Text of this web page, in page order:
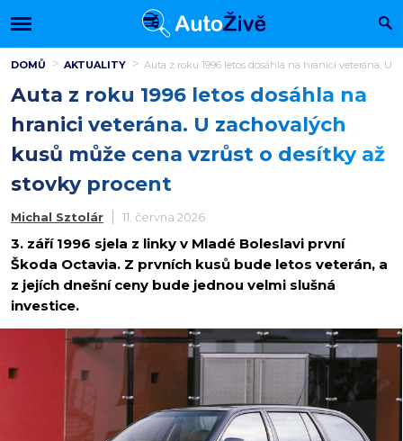
DOMŮ AKTUALITY Auta z roku 1996 letos dosáhla na hranici veterána.
Auta z roku 1996 letos dosáhla na
hranici veterána. U zachovalých
kusů může cena vzrůst o desítky až
stovky procent
Michal Sztolár 11. června 2026
3. září 1996 sjela z linky v Mladé Boleslavi první
Škoda Octavia. Z prvních kusů bude letos veterán, a
z jejích dnešní ceny bude jednou velmi slušná
investice.